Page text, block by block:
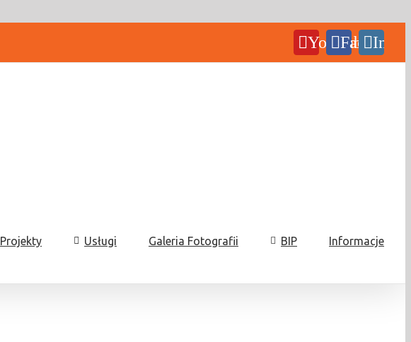
YouTubeFacebook
Projekty Usługi Galeria Fotografii BIP Informacje